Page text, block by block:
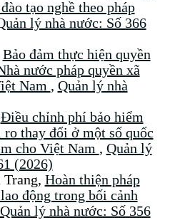
tạo nghề theo pháp
lý nhà nước: Số 366
Bảo đảm thực hiện quyền
nước pháp quyền xã
Nam , Quản lý nhà
Điều chỉnh phí bảo hiểm
thay đổi ở một số quốc
cho Việt Nam , Quản lý
(2026)
Hoàn thiện pháp
động trong bối cảnh
Quản lý nhà nước: Số 356